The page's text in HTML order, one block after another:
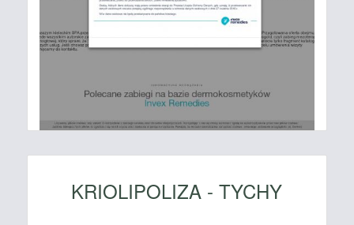
KRIOLIPOLIZA - TYCHY